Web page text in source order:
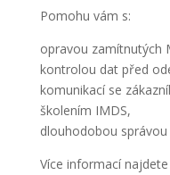
Pomohu vám s:
opravou zamítnutých
kontrolou dat před
komunikací se
školením IMDS,
dlouhodobou
Více informací najdete